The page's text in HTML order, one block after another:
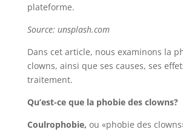
plateforme.
Source: unsplash.com
Dans cet article, nous examinons la
clowns, ainsi que ses causes, ses
traitement.
Qu’est-ce que la phobie des clowns?
Coulrophobie, ou «phobie des